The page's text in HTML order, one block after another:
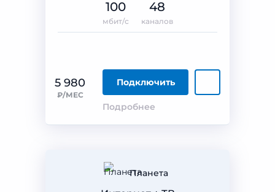
5 980
₽/МЕС
Подключить
Подробнее
100
мбит/с
48
каналов
Планета